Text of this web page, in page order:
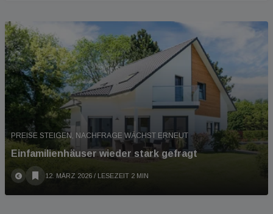
PREISE STEIGEN, NACHFRAGE WÄCHST ERNEUT
Einfamilienhäuser wieder stark gefragt
12. MÄRZ 2026 / LESEZEIT 2 MIN